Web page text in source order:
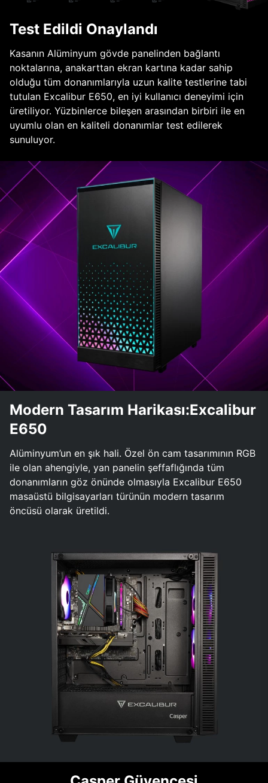
Test Edildi Onaylandı
Kasanın Alüminyum gövde panelinden bağlantı
noktalarına, anakarttan ekran kartına kadar sahip
olduğu tüm donanımlarıyla uzun kalite testlerine tabi
tutulan Excalibur E650, en iyi kullanıcı deneyimi için
üretiliyor. Yüzbinlerce bileşen arasından birbiri ile en
uyumlu olan en kaliteli donanımlar test edilerek
sunuluyor.
Modern Tasarım Harikası:Excalibur
E650
Alüminyum’un en şık hali. Özel ön cam tasarımının RGB
ile olan ahengiyle, yan panelin şeffaflığında tüm
donanımların göz önünde olmasıyla Excalibur E650
masaüstü bilgisayarları türünün modern tasarım
öncüsü olarak üretildi.